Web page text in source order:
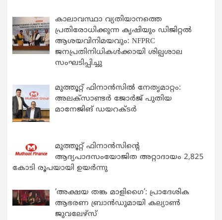
കാലാവസ്ഥാ വ്യതിയാനത്തെ
പ്രതിരോധിക്കുന്ന കൃഷിയും ഡിജിറ്റൽ
ആശയവിനിമയവും: NFPRC
ജനപ്രതിനിധികൾക്കായി ശില്പശാല
സംഘടിപ്പിച്ചു
മുത്തൂറ്റ് ഫിനാൻസിൽ നേതൃമാറ്റം:
അലക്സാണ്ടർ ജോർജ് പുതിയ
മാനേജിങ് ഡയറക്ടർ
മുത്തൂറ്റ് ഫിനാൻസിന്റെ
ആദ്യപാദസംയോജിത അറ്റാദായം 2,825
കോടി രൂപയായി ഉയർന്നു
‘അക്ഷയ തങ്ക മാളിഗൈ’: പ്രാദേശിക
ആഭരണ ബ്രാന്‍ഡുമായി കല്യാണ്‍
ജുവലേഴ്‌സ്